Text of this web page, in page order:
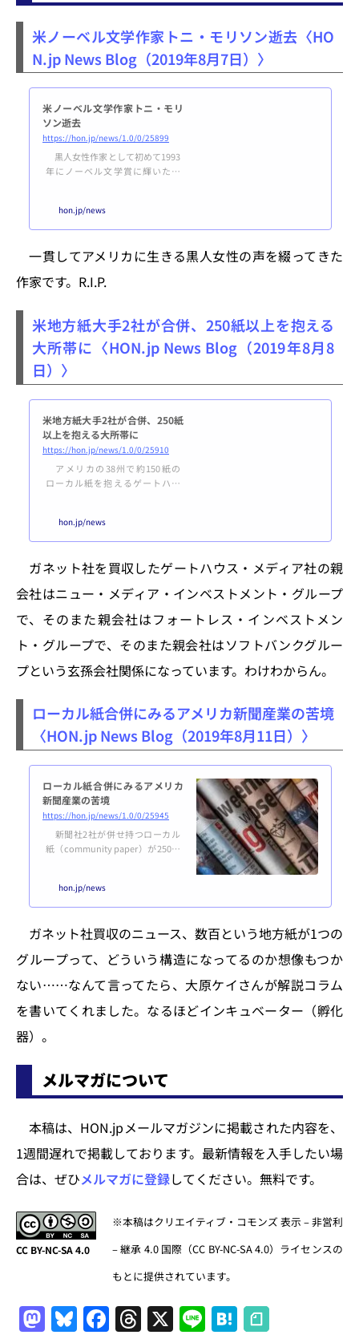
米ノーベル文学作家トニ・モリソン逝去〈HO
N.jp News Blog（2019年8月7日）〉
米ノーベル文学作家トニ・モリ
ソン逝去
https://hon.jp/news/1.0/0/25899
黒人女性作家として初めて1993
年にノーベル文学賞に輝いたト
晩年はニューヨーク郊外のグラン
ドヴューオンハドソンに住んでい
病院で亡くなり、原因は肺炎によ
には1977年に全米書評家協会賞を
房）、1988年にピューリッツァー
賞に選ばれ、オプラ・ウィンフ
リー主演で...
hon.jp/news
一貫してアメリカに生きる黒人女性の声を綴ってきた
作家です。R.I.P.
米地方紙大手2社が合併、250紙以上を抱える
大所帯に〈HON.jp News Blog（2019年8月8
日）〉
米地方紙大手2社が合併、250紙
以上を抱える大所帯に
https://hon.jp/news/1.0/0/25910
アメリカの38州で約150紙の
ローカル紙を抱えるゲートハウ
は、同じく全米で100紙以上の
ローカル紙や「USAトゥデイ」紙
収すると、USAトゥデイ紙など複
ウスは本社をニューヨーク州ピッ
ツフォードに置き、一方のガネッ
トはバージニア州マクリーンに本
社を置くが、合併後は社名をガ
ネットとし、本社もガネッ...
hon.jp/news
ガネット社を買収したゲートハウス・メディア社の親
会社はニュー・メディア・インベストメント・グループ
で、そのまた親会社はフォートレス・インベストメン
ト・グループで、そのまた親会社はソフトバンクグルー
プという玄孫会社関係になっています。わけわからん。
ローカル紙合併にみるアメリカ新聞産業の苦境
〈HON.jp News Blog（2019年8月11日）〉
ローカル紙合併にみるアメリカ
新聞産業の苦境
https://hon.jp/news/1.0/0/25945
新聞社2社が併せ持つローカル
紙（community paper）が250紙
（8月8日の記事「米地方紙大手2
社が合併、250紙以上を抱える大
らにその6倍もの数のローカル紙
ういう構造になっているのか、今
回の合併でどういうことが起こる
のか、アメリカの新聞産業の状況
はどうなのかが、少しでも理解で
hon.jp/news
ガネット社買収のニュース、数百という地方紙が1つの
グループって、どういう構造になってるのか想像もつか
ない……なんて言ってたら、大原ケイさんが解説コラム
を書いてくれました。なるほどインキュベーター（孵化
器）。
メルマガについて
本稿は、HON.jpメールマガジンに掲載された内容を、
1週間遅れで掲載しております。最新情報を入手したい場
合は、ぜひメルマガに登録してください。無料です。
CC BY-NC-SA 4.0
※本稿はクリエイティブ・コモンズ 表示 – 非営利
– 継承 4.0 国際（CC BY-NC-SA 4.0）ライセンスの
もとに提供されています。
M Bl F T X Li H